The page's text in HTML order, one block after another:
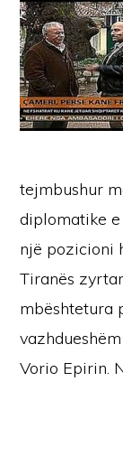
tejmbushur
diplomatike
një pozicioni
Tiranës
mbështetura
Vorio Epirin.